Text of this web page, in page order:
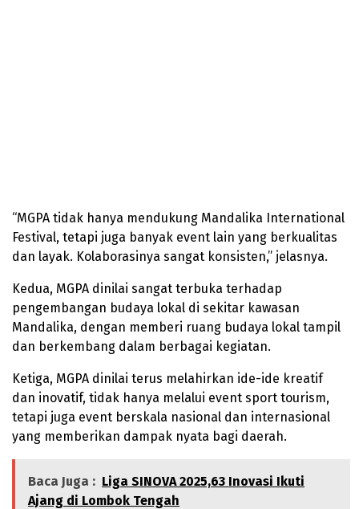
“MGPA tidak hanya mendukung Mandalika International
Festival, tetapi juga banyak event lain yang berkualitas
dan layak. Kolaborasinya sangat konsisten,” jelasnya.
Kedua, MGPA dinilai sangat terbuka terhadap
pengembangan budaya lokal di sekitar kawasan
Mandalika, dengan memberi ruang budaya lokal tampil
dan berkembang dalam berbagai kegiatan.
Ketiga, MGPA dinilai terus melahirkan ide-ide kreatif
dan inovatif, tidak hanya melalui event sport tourism,
tetapi juga event berskala nasional dan internasional
yang memberikan dampak nyata bagi daerah.
Baca Juga : Liga SINOVA 2025,63 Inovasi Ikuti
Ajang di Lombok Tengah